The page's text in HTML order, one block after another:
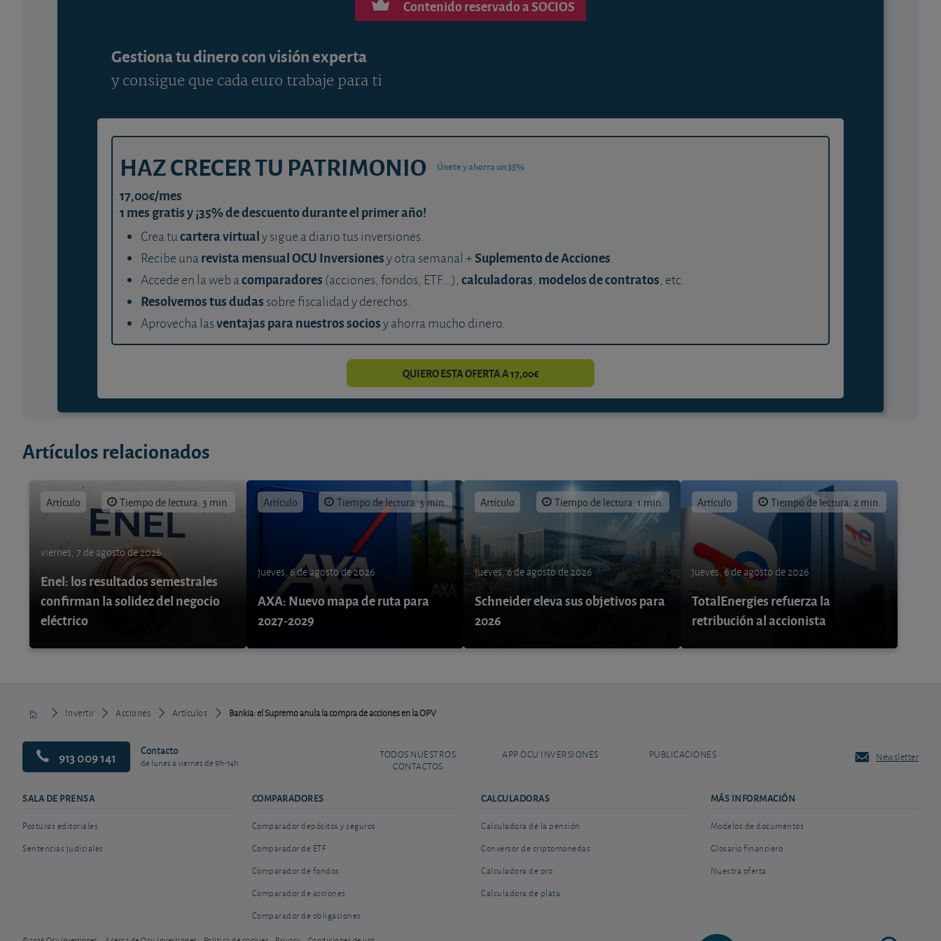
Contenido reservado a SOCIOS
Gestiona tu dinero con visión experta
y consigue que cada euro trabaje para ti
HAZ CRECER TU PATRIMONIO Únete y ahorra un 35%
17,00€/mes
1 mes gratis y ¡35% de descuento durante el primer año!
Crea tucartera virtualy sigue a diario tus inversiones.
Recibe unarevista mensual OCU Inversionesy otra semanal +Suplemento de Acciones.
Accede en la web acomparadores (acciones, fondos, ETF...), calculadoras, modelos de contratos, etc.
Resolvemos tus dudas sobre fiscalidad y derechos.
Aprovecha lasventajas para nuestros sociosy ahorra mucho dinero.
QUIERO ESTA OFERTA A 17,00€
Artículos relacionados
Artículo Tiempo de lectura: 3 min.
viernes, 7 de agosto de 2026
Enel: los resultados semestrales
confirman la solidez del negocio
eléctrico
Artículo Tiempo de lectura: 3 min.
jueves, 6 de agosto de 2026
AXA: Nuevo mapa de ruta para
2027-2029
Artículo Tiempo de lectura: 1 min.
jueves, 6 de agosto de 2026
Schneider eleva sus objetivos para
2026
Artículo Tiempo de lectura: 2 min.
jueves, 6 de agosto de 2026
TotalEnergies refuerza la
retribución al accionista
Invertir Acciones Artículos Bankia: el Supremo anula la compra de acciones en la OPV
913 009 141 Contacto
de lunes a viernes de 9h-14h
TODOS NUESTROS
CONTACTOS
APP OCU INVERSIONES PUBLICACIONES Newsletter
SALA DE PRENSA
Posturas editoriales
Sentencias judiciales
COMPARADORES
Comparador depósitos y seguros
Comparador de ETF
Comparador de fondos
Comparador de acciones
Comparador de obligaciones
CALCULADORAS
Calculadora de la pensión
Conversor de criptomonedas
Calculadora de oro
Calculadora de plata
MÁS INFORMACIÓN
Modelos de documentos
Glosario financiero
Nuestra oferta